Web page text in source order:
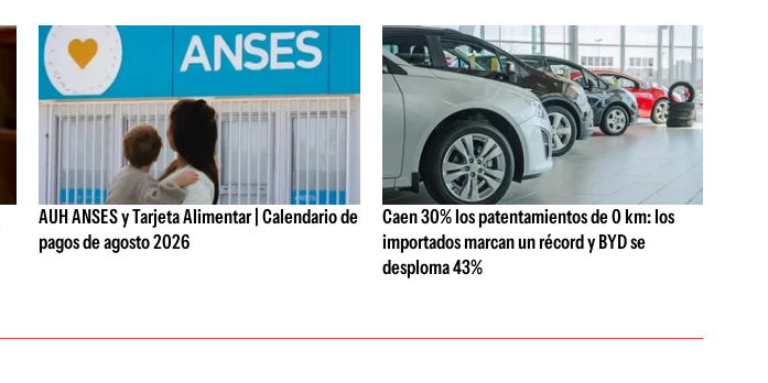
AUH ANSES y Tarjeta Alimentar | Calendario de
pagos de agosto 2026
Caen 30% los patentamientos de 0 km: los
importados marcan un récord y BYD se
desploma 43%